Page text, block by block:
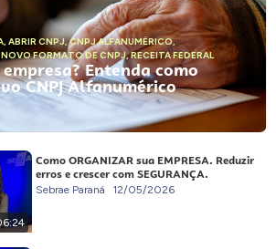
, ABRIR CNPJ,CNPJ ALFANUMÉRICO,
NOVO FORMATO DE CNPJ,RECEITA FEDERAL
Entenda como
CNPJ Alfanumérico
Como ORGANIZAR sua EMPRESA. Reduzir
erros e crescer com SEGURANÇA.
Sebrae Paraná 12/05/2026